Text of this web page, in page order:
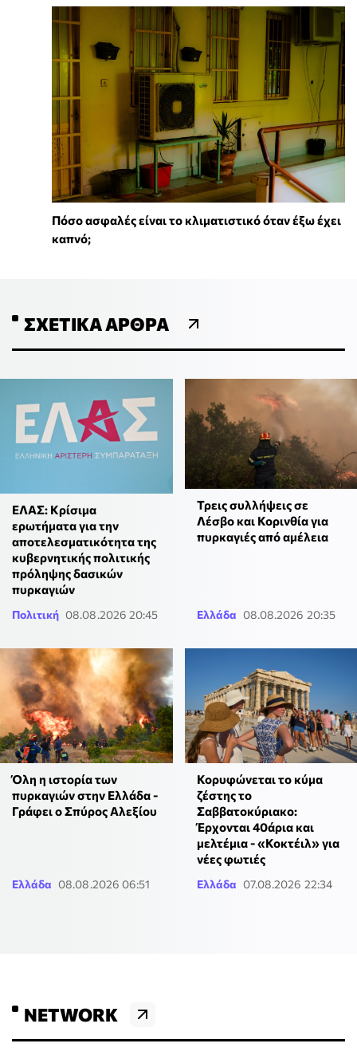
Πόσο ασφαλές είναι το κλιματιστικό όταν έξω έχει
καπνό;
ΣΧΕΤΙΚΆ ΆΡΘΡΑ
ΕΛΑΣ: Κρίσιμα
ερωτήματα για την
αποτελεσματικότητα της
κυβερνητικής πολιτικής
πρόληψης δασικών
πυρκαγιών
Πολιτική 08.08.2026 20:45
Τρεις συλλήψεις σε
Λέσβο και Κορινθία για
πυρκαγιές από αμέλεια
Ελλάδα 08.08.2026 20:35
Όλη η ιστορία των
πυρκαγιών στην Ελλάδα -
Γράφει ο Σπύρος Αλεξίου
Ελλάδα 08.08.2026 06:51
Κορυφώνεται το κύμα
ζέστης το
Σαββατοκύριακο:
Έρχονται 40άρια και
μελτέμια - «Κοκτέιλ» για
νέες φωτιές
Ελλάδα 07.08.2026 22:34
NETWORK